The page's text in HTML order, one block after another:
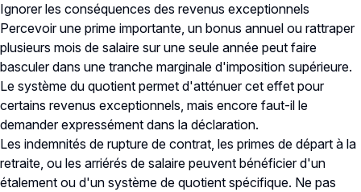
Ignorer les conséquences des revenus exceptionnels
Percevoir une prime importante, un bonus annuel ou rattraper
plusieurs mois de salaire sur une seule année peut faire
basculer dans une tranche marginale d'imposition supérieure.
Le système du quotient permet d'atténuer cet effet pour
certains revenus exceptionnels, mais encore faut-il le
demander expressément dans la déclaration.
Les indemnités de rupture de contrat, les primes de départ à la
retraite, ou les arriérés de salaire peuvent bénéficier d'un
étalement ou d'un système de quotient spécifique. Ne pas